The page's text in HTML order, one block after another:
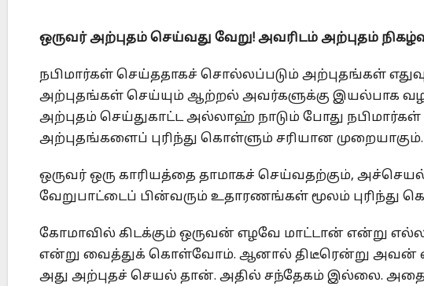
ஒருவர் அற்புதம் செய்வது வேறு! அவரிடம் அற்புதம்
நபிமார்கள் செய்ததாகச் சொல்லப்படும் அற்புதங்கள்
அற்புதங்கள் செய்யும் ஆற்றல் அவர்களுக்கு இயல்பாக
அற்புதம் செய்துகாட்ட அல்லாஹ் நாடும் போது
அற்புதங்களைப் புரிந்து கொள்ளும் சரியான முறையாகும்.
ஒருவர் ஒரு காரியத்தை தாமாகச் செய்வதற்கும்,
வேறுபாட்டைப் பின்வரும் உதாரணங்கள் மூலம் புரிந்து
கோமாவில் கிடக்கும் ஒருவன் எழவே மாட்டான் என்று எல்லா
என்று வைத்துக் கொள்வோம். ஆனால் திடீரென்று அவன்
அது அற்புதச் செயல் தான். அதில் சந்தேகம் இல்லை.